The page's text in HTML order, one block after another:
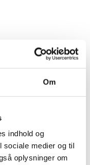
Om
indhold og
sociale medier og til
oplysninger om